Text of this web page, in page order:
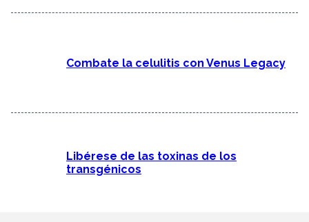
Combate la celulitis con Venus Legacy
Libérese de las toxinas de los
transgénicos